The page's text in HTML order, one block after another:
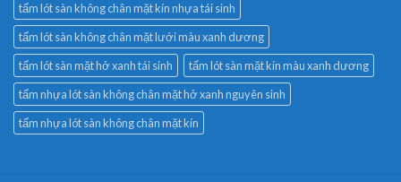
tấm lót sàn không chân mặt kín nhựa tái sinh
tấm lót sàn không chân mặt lưới màu xanh dương
tấm lót sàn mặt hở xanh tái sinh
tấm lót sàn mặt kín màu xanh dương
tấm nhựa lót sàn không chân mặt hở xanh nguyên sinh
tấm nhựa lót sàn không chân mặt kín